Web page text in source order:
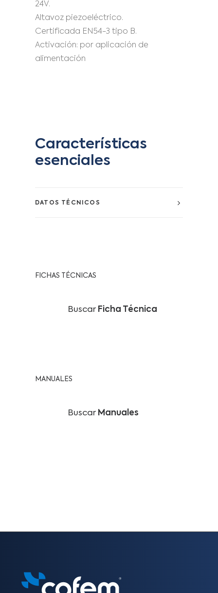
24V.
Altavoz piezoeléctrico.
Certificada EN54-3 tipo B.
Activación: por aplicación de
alimentación
Características
esenciales
DATOS TÉCNICOS
FICHAS TÉCNICAS
Buscar Ficha Técnica
MANUALES
Buscar Manuales